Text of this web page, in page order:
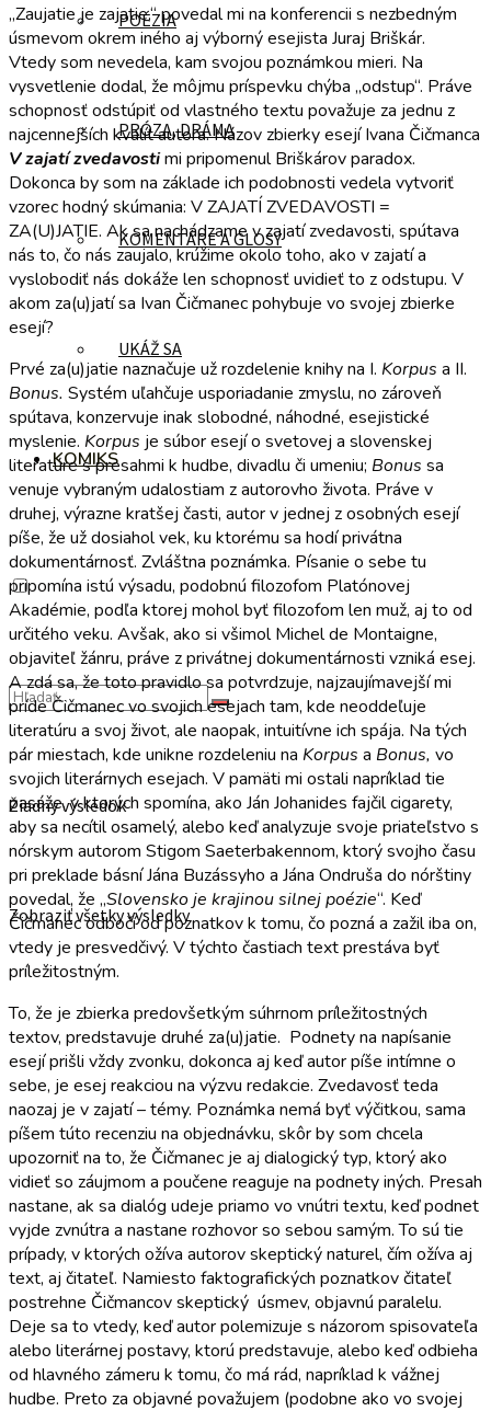
POÉZIA
PRÓZA, DRÁMA
KOMENTÁRE A GLOSY
UKÁŽ SA
KOMIKS
Žiadny výsledok
Zobraziť všetky výsledky
„Zaujatie je zajatie,“ povedal mi na konferencii s nezbedným
úsmevom okrem iného aj výborný esejista Juraj Briškár.
Vtedy som nevedela, kam svojou poznámkou mieri. Na
vysvetlenie dodal, že môjmu príspevku chýba „odstup“. Práve
schopnosť odstúpiť od vlastného textu považuje za jednu z
najcennejších kvalít autora. Názov zbierky esejí Ivana Čičmanca
V zajatí zvedavostimi pripomenul Briškárov paradox.
Dokonca by som na základe ich podobnosti vedela vytvoriť
vzorec hodný skúmania: V ZAJATÍ ZVEDAVOSTI =
ZA(U)JATIE. Ak sa nachádzame v zajatí zvedavosti, spútava
nás to, čo nás zaujalo, krúžime okolo toho, ako v zajatí a
vyslobodiť nás dokáže len schopnosť uvidieť to z odstupu. V
akom za(u)jatí sa Ivan Čičmanec pohybuje vo svojej zbierke
esejí?
Prvé za(u)jatie naznačuje už rozdelenie knihy na I. Korpus a II.
Bonus. Systém uľahčuje usporiadanie zmyslu, no zároveň
spútava, konzervuje inak slobodné, náhodné, esejistické
myslenie. Korpus je súbor esejí o svetovej a slovenskej
literatúre s presahmi k hudbe, divadlu či umeniu; Bonus sa
venuje vybraným udalostiam z autorovho života. Práve v
druhej, výrazne kratšej časti, autor v jednej z osobných esejí
píše, že už dosiahol vek, ku ktorému sa hodí privátna
dokumentárnosť. Zvláštna poznámka. Písanie o sebe tu
pripomína istú výsadu, podobnú filozofom Platónovej
Akadémie, podľa ktorej mohol byť filozofom len muž, aj to od
určitého veku. Avšak, ako si všimol Michel de Montaigne,
objaviteľ žánru, práve z privátnej dokumentárnosti vzniká esej.
A zdá sa, že toto pravidlo sa potvrdzuje, najzaujímavejší mi
príde Čičmanec vo svojich esejach tam, kde neoddeľuje
literatúru a svoj život, ale naopak, intuitívne ich spája. Na tých
pár miestach, kde unikne rozdeleniu na Korpus a Bonus, vo
svojich literárnych esejach. V pamäti mi ostali napríklad tie
pasáže, v ktorých spomína, ako Ján Johanides fajčil cigarety,
aby sa necítil osamelý, alebo keď analyzuje svoje priateľstvo s
nórskym autorom Stigom Saeterbakennom, ktorý svojho času
pri preklade básní Jána Buzássyho a Jána Ondruša do nórštiny
povedal, že „Slovensko je krajinou silnej poézie“. Keď
Čičmanec odbočí od poznatkov k tomu, čo pozná a zažil iba on,
vtedy je presvedčivý. V týchto častiach text prestáva byť
príležitostným.
To, že je zbierka predovšetkým súhrnom príležitostných
textov, predstavuje druhé za(u)jatie. Podnety na napísanie
esejí prišli vždy zvonku, dokonca aj keď autor píše intímne o
sebe, je esej reakciou na výzvu redakcie. Zvedavosť teda
naozaj je v zajatí – témy. Poznámka nemá byť výčitkou, sama
píšem túto recenziu na objednávku, skôr by som chcela
upozorniť na to, že Čičmanec je aj dialogický typ, ktorý ako
vidieť so záujmom a poučene reaguje na podnety iných. Presah
nastane, ak sa dialóg udeje priamo vo vnútri textu, keď podnet
vyjde zvnútra a nastane rozhovor so sebou samým. To sú tie
prípady, v ktorých ožíva autorov skeptický naturel, čím ožíva aj
text, aj čitateľ. Namiesto faktografických poznatkov čitateľ
postrehne Čičmancov skeptický úsmev, objavnú paralelu.
Deje sa to vtedy, keď autor polemizuje s názorom spisovateľa
alebo literárnej postavy, ktorú predstavuje, alebo keď odbieha
od hlavného zámeru k tomu, čo má rád, napríklad k vážnej
hudbe. Preto za objavné považujem (podobne ako vo svojej